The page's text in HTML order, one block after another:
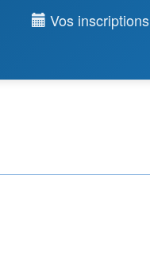
Vos inscriptions